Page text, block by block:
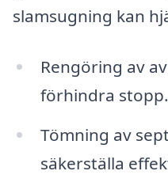
slamsugning kan
Rengöring av
förhindra stopp.
Tömning av
säkerställa